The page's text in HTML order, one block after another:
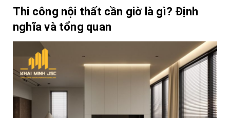
Thi công nội thất cần giờ là gì? Định
nghĩa và tổng quan